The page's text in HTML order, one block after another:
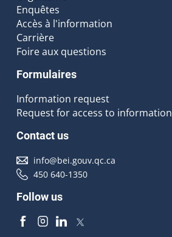
Enquêtes
Accès à l'information
Carrière
Foire aux questions
Formulaires
Information request
Request for access to information
Contact us
info@bei.gouv.qc.ca
450 640-1350
Follow us